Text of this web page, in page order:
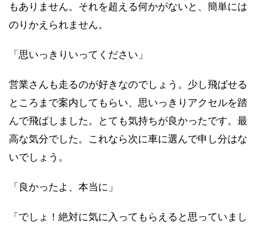
もありません。それを超える何かがないと、簡単には
のりかえられません。
「思いっきりいってください」
営業さんも走るのが好きなのでしょう。少し飛ばせる
ところまで案内してもらい、思いっきりアクセルを踏
んで飛ばしました。とても気持ちが良かったです。最
高な気分でした。これなら次に車に選んで申し分はな
いでしょう。
「良かったよ、本当に」
「でしょ！絶対に気に入ってもらえると思っていまし